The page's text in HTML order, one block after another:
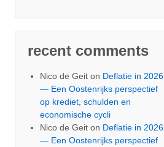
recent comments
Nico de Geit on Deflatie in 2026
— Een Oostenrijks perspectief
op krediet, schulden en
economische cycli
Nico de Geit on Deflatie in 2026
— Een Oostenrijks perspectief